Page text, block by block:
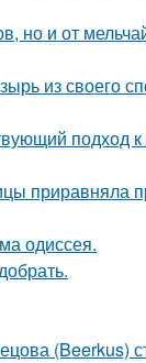
но и от
из своего
подход
приравняла
одиссея.
(Beerkus)